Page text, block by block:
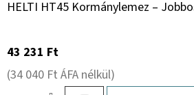
HELTI HT45 Kormánylemez –
43 231 Ft
(34 040 Ft ÁFA nélkül)